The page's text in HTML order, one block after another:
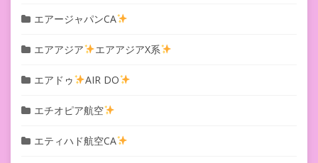
エアージャパンCA
エアアジア エアアジアX系
エアドゥ AIR DO
エチオピア航空
エティハド航空CA